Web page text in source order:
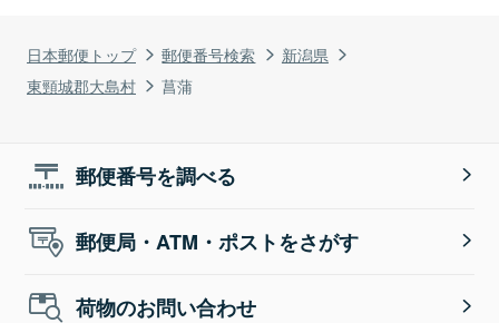
日本郵便トップ 郵便番号検索
新潟県
東頸城郡大島村
菖蒲
郵便番号を調べる
郵便局・ATM・ポストをさがす
荷物のお問い合わせ